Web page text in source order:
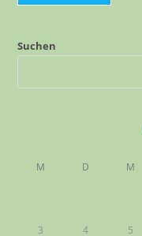
Suchen
M D M
3 4 5